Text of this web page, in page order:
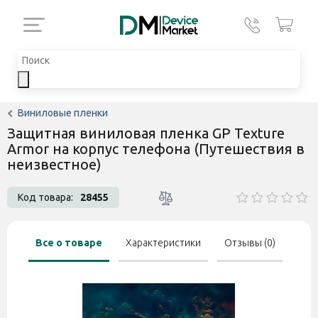
Виниловые пленки
Защитная виниловая пленка GP Texture
Armor на корпус телефона (Путешествия в
неизвестное)
Код товара: 28455
Все о товаре Характеристики Отзывы (0)